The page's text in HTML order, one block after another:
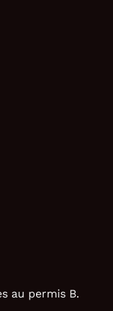
au permis B.